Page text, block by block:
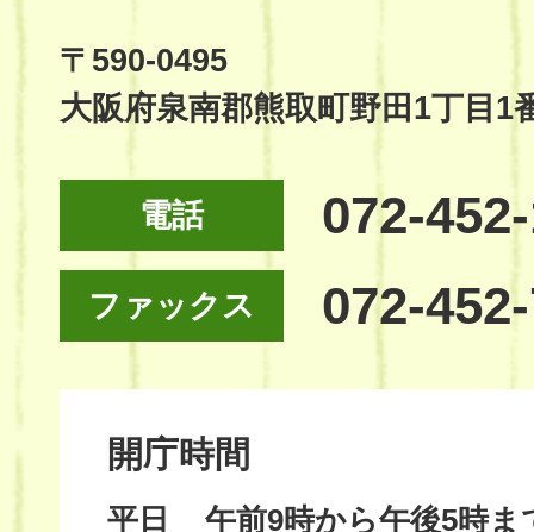
Site
〒590-0495
大阪府泉南郡熊取町野田1丁目1
電話 072-
ファックス 072-
開庁時間
平日
午前9時から午後5時ま